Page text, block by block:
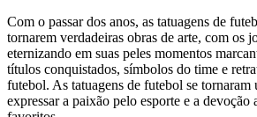
Com o passar dos anos, as tatuagens de
tornarem verdadeiras obras de arte, com os
eternizando em suas peles momentos
títulos conquistados, símbolos do time e
futebol. As tatuagens de futebol se tornaram
expressar a paixão pelo esporte e a devoção